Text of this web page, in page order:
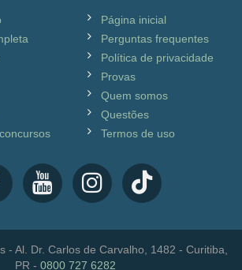
Página inicial
Perguntas frequentes
Política de privacidade
Provas
Quem somos
Questões
Termos de uso
- Al. Dr. Carlos de Carvalho, 1482 - Curitiba,
PR - 0800 727 6282